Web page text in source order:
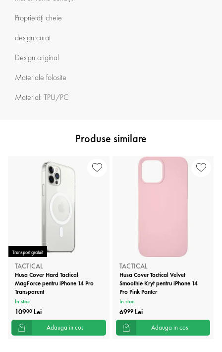
Proprietăți cheie
design curat
Design original
Materiale folosite
Material: TPU/PC
Produse similare
Transport gratuit
TACTICAL
Husa Cover Hard Tactical
MagForce pentru iPhone 14 Pro
Transparent
In stoc
10900 Lei
Adauga in cos
TACTICAL
Husa Cover Tactical Velvet
Smoothie Kryt pentru iPhone 14
Pro Pink Panter
In stoc
6999Lei
Adauga in cos